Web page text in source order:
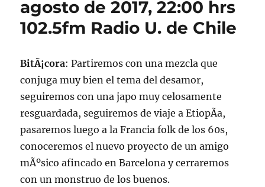
de
2017
agosto de 2017, 22:00 hrs
102.5fm Radio U. de Chile
BitÃ¡cora: Partiremos con una mezcla que
conjuga muy bien el tema del desamor,
seguiremos con una japo muy celosamente
resguardada, seguiremos de viaje a EtiopÃ­a,
pasaremos luego a la Francia folk de los 60s,
conoceremos el nuevo proyecto de un amigo
mÃºsico afincado en Barcelona y cerraremos
con un monstruo de los buenos.